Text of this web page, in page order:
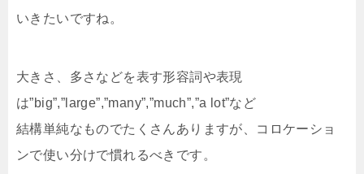
いきたいですね。
大きさ、多さなどを表す形容詞や表現
は”big”,”large”,”many”,”much”,”a lot”など
結構単純なものでたくさんありますが、コロケーショ
ンで使い分けで慣れるべきです。